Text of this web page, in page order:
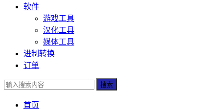
软件
游戏工具
汉化工具
媒体工具
进制转换
订单
搜索
首页